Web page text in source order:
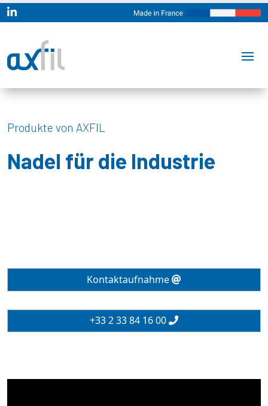

Produkte von AXFIL
Nadel für die Industrie
Kontaktaufnahme
+33 2 33 84 16 00